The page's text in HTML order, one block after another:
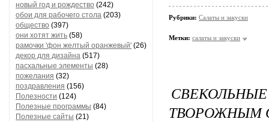
новый год и рождество (242)
обои для рабочего стола (203)
общество (397)
они хотят жить (58)
рамочки 'фон желтый оранжевый' (26)
декор для дизайна (517)
пасхальные элементы (28)
пожелания (32)
поздравления (156)
Полезности (124)
Полезные программы (84)
Полезные сайты (21)
Рубрики: Салаты и закуски
Метки: салаты и закуски
ТВОРОЖНЫМ